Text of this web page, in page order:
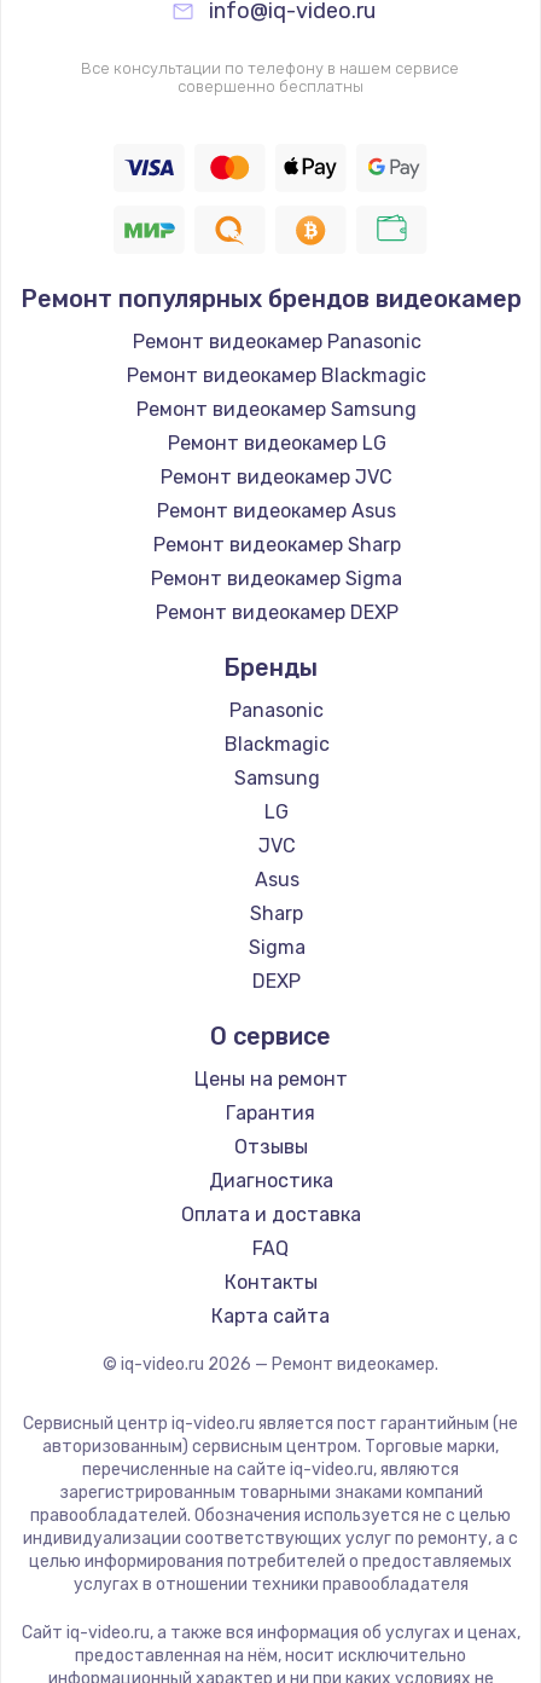
info@iq-video.ru
Все консультации по телефону в нашем сервисе
совершенно бесплатны
Ремонт популярных брендов видеокамер
Ремонт видеокамер Panasonic
Ремонт видеокамер Blackmagic
Ремонт видеокамер Samsung
Ремонт видеокамер LG
Ремонт видеокамер JVC
Ремонт видеокамер Asus
Ремонт видеокамер Sharp
Ремонт видеокамер Sigma
Ремонт видеокамер DEXP
Бренды
Panasonic
Blackmagic
Samsung
LG
JVC
Asus
Sharp
Sigma
DEXP
О сервисе
Цены на ремонт
Гарантия
Отзывы
Диагностика
Оплата и доставка
FAQ
Контакты
Карта сайта
© iq-video.ru 2026 — Ремонт видеокамер.
Сервисный центр iq-video.ru является пост гарантийным (не
авторизованным) сервисным центром. Торговые марки,
перечисленные на сайте iq-video.ru, являются
зарегистрированным товарными знаками компаний
правообладателей. Обозначения используется не с целью
индивидуализации соответствующих услуг по ремонту, а с
целью информирования потребителей о предоставляемых
услугах в отношении техники правообладателя
Сайт iq-video.ru, а также вся информация об услугах и ценах,
предоставленная на нём, носит исключительно
информационный характер и ни при каких условиях не